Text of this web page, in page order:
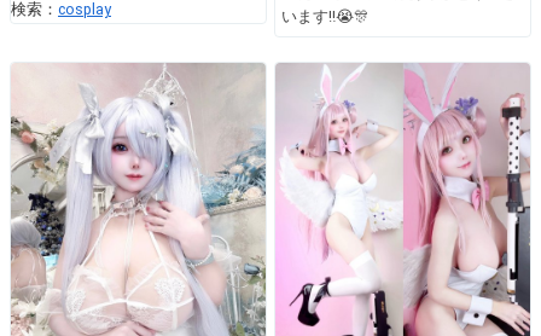
検索： cosplay
います‼︎😭🎊